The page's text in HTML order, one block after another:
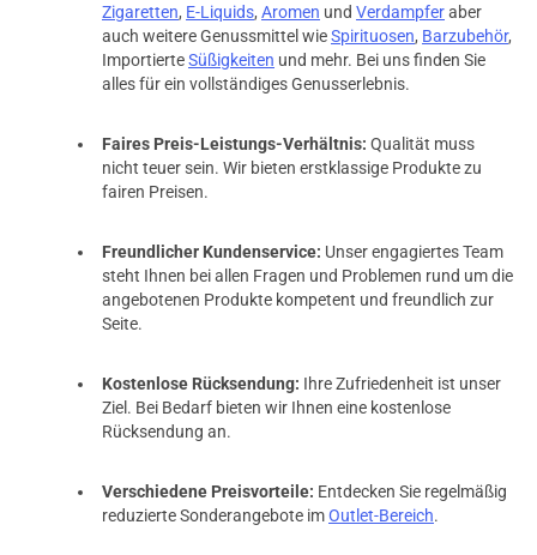
Zigaretten, E-Liquids, Aromen und Verdampferaber
auch weitere Genussmittel wieSpirituosen, Barzubehör,
ImportierteSüßigkeiten und mehr. Bei uns finden Sie
alles für ein vollständiges Genusserlebnis.
Faires Preis-Leistungs-Verhältnis: Qualität muss
nicht teuer sein. Wir bieten erstklassige Produkte zu
fairen Preisen.
Freundlicher Kundenservice: Unser engagiertes Team
steht Ihnen bei allen Fragen und Problemen rund um die
angebotenen Produkte kompetent und freundlich zur
Seite.
Kostenlose Rücksendung: Ihre Zufriedenheit ist unser
Ziel. Bei Bedarf bieten wir Ihnen eine kostenlose
Rücksendung an.
Verschiedene Preisvorteile: Entdecken Sie regelmäßig
reduzierte Sonderangebote imOutlet-Bereich.